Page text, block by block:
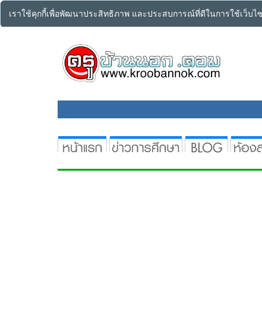
เราใช้คุกกี้เพื่อพัฒนาประสิทธิภาพ และประสบการณ์ที่ดีในการใช้เว็บ